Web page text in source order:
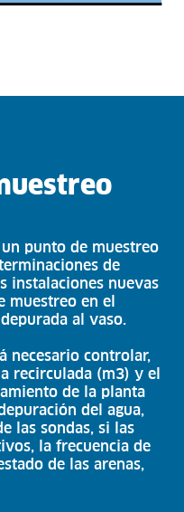
punto de muestreo
de
instalaciones nuevas
muestreo en el
al vaso.
necesario controlar,
recirculada (m3) y el
de la planta
del agua,
las sondas, si las
la frecuencia de
de las arenas,